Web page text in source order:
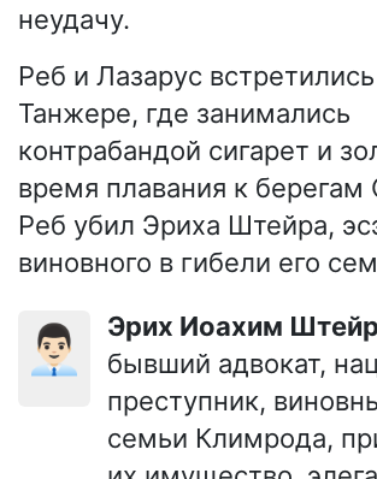
неудачу.
Реб и Лазарус
Танжере, где занимались
контрабандой сигарет и
время плавания к берегам
Реб убил Эриха Штейра,
виновного в гибели его
👨🏻‍💼 Эрих Иоахим Штейр
бывший адвокат,
преступник,
семьи Климрода,